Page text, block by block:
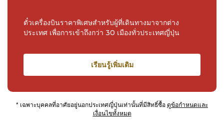
ตั๋วเครื่องบินราคาพิเศษสำหรับผู้ที่เดินทางมาจากต่าง
ประเทศ เพื่อการเข้าถึงกว่า 30 เมืองทั่วประเทศญี่ปุ่น
เรียนรู้เพิ่มเติม
* เฉพาะบุคคลที่อาศัยอยู่นอกประเทศญี่ปุ่นเท่านั้นที่มีสิทธิ์ซื้อดูข้อกำหนดและ
เงื่อนไขทั้งหมด